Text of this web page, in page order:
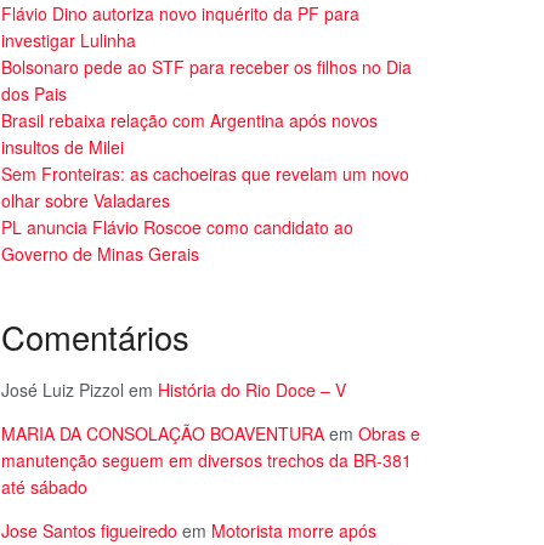
Flávio Dino autoriza novo inquérito da PF para
investigar Lulinha
Bolsonaro pede ao STF para receber os filhos no Dia
dos Pais
Brasil rebaixa relação com Argentina após novos
insultos de Milei
Sem Fronteiras: as cachoeiras que revelam um novo
olhar sobre Valadares
PL anuncia Flávio Roscoe como candidato ao
Governo de Minas Gerais
Comentários
José Luiz Pizzol em História do Rio Doce – V
MARIA DA CONSOLAÇÃO BOAVENTURA em Obras e
manutenção seguem em diversos trechos da BR-381
até sábado
Jose Santos figueiredo em Motorista morre após